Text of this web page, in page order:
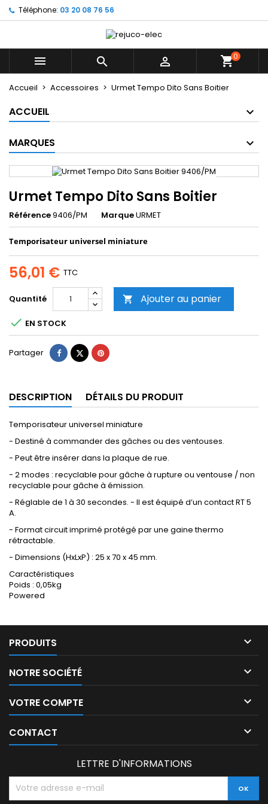
Téléphone: 03 20 08 76 56
   0
Accueil Accessoires Urmet Tempo Dito Sans Boitier
ACCUEIL
MARQUES
Urmet Tempo Dito Sans Boitier
Référence9406/PM MarqueURMET
Temporisateur universel miniature
56,01 € TTC
Quantité  Ajouter au panier
 EN STOCK
Partager PartagerTweetPinterest
DESCRIPTION DÉTAILS DU PRODUIT
Temporisateur universel miniature
- Destiné à commander des gâches ou des ventouses.
- Peut être insérer dans la plaque de rue.
- 2 modes : recyclable pour gâche à rupture ou ventouse / non
recyclable pour gâche à émission.
- Réglable de 1 à 30 secondes. - Il est équipé d’un contact RT 5
A.
- Format circuit imprimé protégé par une gaine thermo
rétractable.
- Dimensions (HxLxP) : 25 x 70 x 45 mm.
Caractéristiques
Poids : 0,05kg
Powered
PRODUITS 
NOTRE SOCIÉTÉ 
VOTRE COMPTE 
CONTACT 
Mes listes d'envies ×
add_circle_outlineCréer une nouvelle liste
((title)) ×
((label))
Connexion ×
Vous devez être connecté pour ajouter des produits
à votre liste d'envies.
LETTRE D'INFORMATIONS